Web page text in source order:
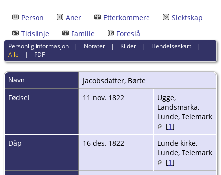
Person Aner Etterkommere
Slektskap
Tidslinje
Familie Foreslå
Personlig informasjon | Notater | Kilder | Hendelseskart |
Alle | PDF
Navn Jacobsdatter, Børte
Fødsel
11 nov. 1822
Ugge,
Landsmarka,
Lunde, Telemark
[1]
Dåp
16 des. 1822
Lunde kirke,
Lunde, Telemark
[1]